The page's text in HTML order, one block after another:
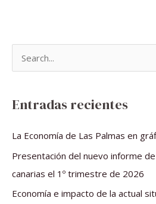
a
Entradas recientes
La Economía de Las Palmas en
Presentación del nuevo informe
canarias el 1º trimestre de 2026
Economía e impacto de la actual